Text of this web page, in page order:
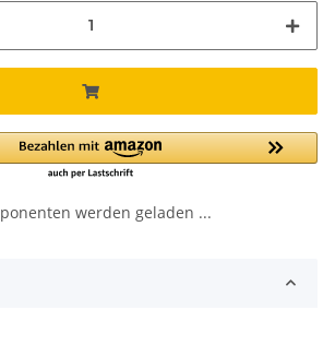
werden geladen ...